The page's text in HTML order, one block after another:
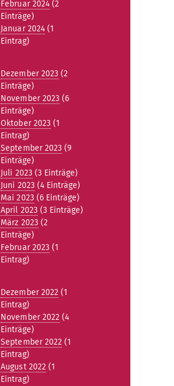
Februar 2024 (2
Einträge)
Januar 2024 (1
Eintrag)
Dezember 2023 (2
Einträge)
November 2023 (6
Einträge)
Oktober 2023 (1
Eintrag)
September 2023 (9
Einträge)
Juli 2023 (3 Einträge)
Juni 2023 (4 Einträge)
Mai 2023 (6 Einträge)
April 2023 (3 Einträge)
März 2023 (2
Einträge)
Februar 2023 (1
Eintrag)
Dezember 2022 (1
Eintrag)
November 2022 (4
Einträge)
September 2022 (1
Eintrag)
August 2022 (1
Eintrag)